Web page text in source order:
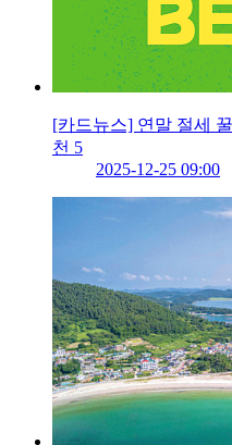
[카드뉴스] 연말 절세
천 5
2025-12-25 09:00